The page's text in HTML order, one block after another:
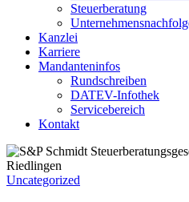
Steuerberatung
Kanzlei
Karriere
Mandanteninfos
Rundschreiben
DATEV-Infothek
Servicebereich
Kontakt
Uncategorized